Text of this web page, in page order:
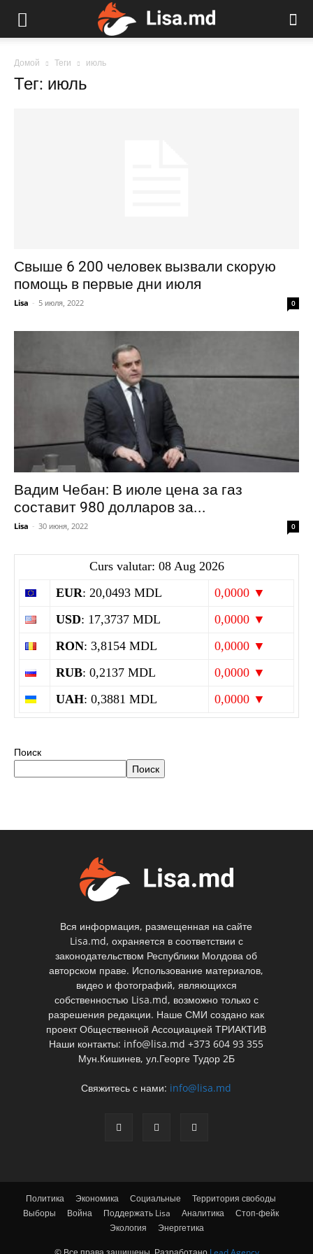
Домой Теги июль
Тег: июль
Свыше 6 200 человек вызвали скорую
помощь в первые дни июля
Lisa - 5 июля, 2022 0
Вадим Чебан: В июле цена за газ
составит 980 долларов за...
Lisa - 30 июня, 2022 0
Curs valutar: 08 Aug 2026
EUR: 20,0493 MDL
0,0000 ▼
USD: 17,3737 MDL
0,0000 ▼
RON: 3,8154 MDL
0,0000 ▼
RUB: 0,2137 MDL
0,0000 ▼
UAH: 0,3881 MDL 0,0000 ▼
Поиск
Поиск
Вся информация, размещенная на сайте
Lisa.md, охраняется в соответствии с
законодательством Республики Молдова об
авторском праве. Использование материалов,
видео и фотографий, являющихся
собственностью Lisa.md, возможно только с
разрешения редакции. Наше СМИ создано как
проект Общественной Ассоциацией ТРИАКТИВ
Наши контакты: info@lisa.md +373 604 93 355
Мун.Кишинев, ул.Георге Тудор 2Б
Свяжитесь с нами: info@lisa.md
Политика Экономика Социальные
Территория свободы
Выборы
Война Поддержать Lisa Аналитика
Стоп-фейк
Экология
Энергетика